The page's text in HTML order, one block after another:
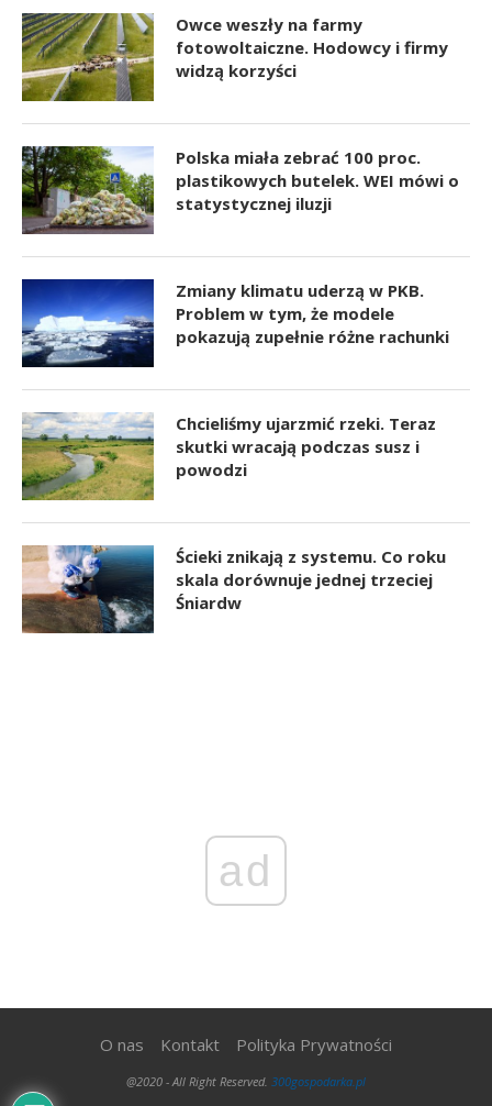
Owce weszły na farmy
fotowoltaiczne. Hodowcy i firmy
widzą korzyści
Polska miała zebrać 100 proc.
plastikowych butelek. WEI mówi o
statystycznej iluzji
Zmiany klimatu uderzą w PKB.
Problem w tym, że modele
pokazują zupełnie różne rachunki
Chcieliśmy ujarzmić rzeki. Teraz
skutki wracają podczas susz i
powodzi
Ścieki znikają z systemu. Co roku
skala dorównuje jednej trzeciej
Śniardw
ad
O nas Kontakt Polityka Prywatności
@2020 - All Right Reserved. 300gospodarka.pl